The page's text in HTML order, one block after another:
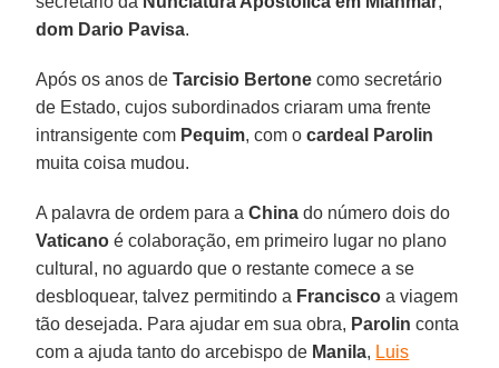
dom Dario Pavisa.
Após os anos deTarcisio Bertone como secretário
de Estado, cujos subordinados criaram uma frente
intransigente com Pequim, com ocardeal Parolin
muita coisa mudou.
A palavra de ordem para aChina do número dois do
Vaticano é colaboração, em primeiro lugar no plano
cultural, no aguardo que o restante comece a se
desbloquear, talvez permitindo a Francisco a viagem
tão desejada. Para ajudar em sua obra, Parolin conta
com a ajuda tanto do arcebispo de Manila, Luis